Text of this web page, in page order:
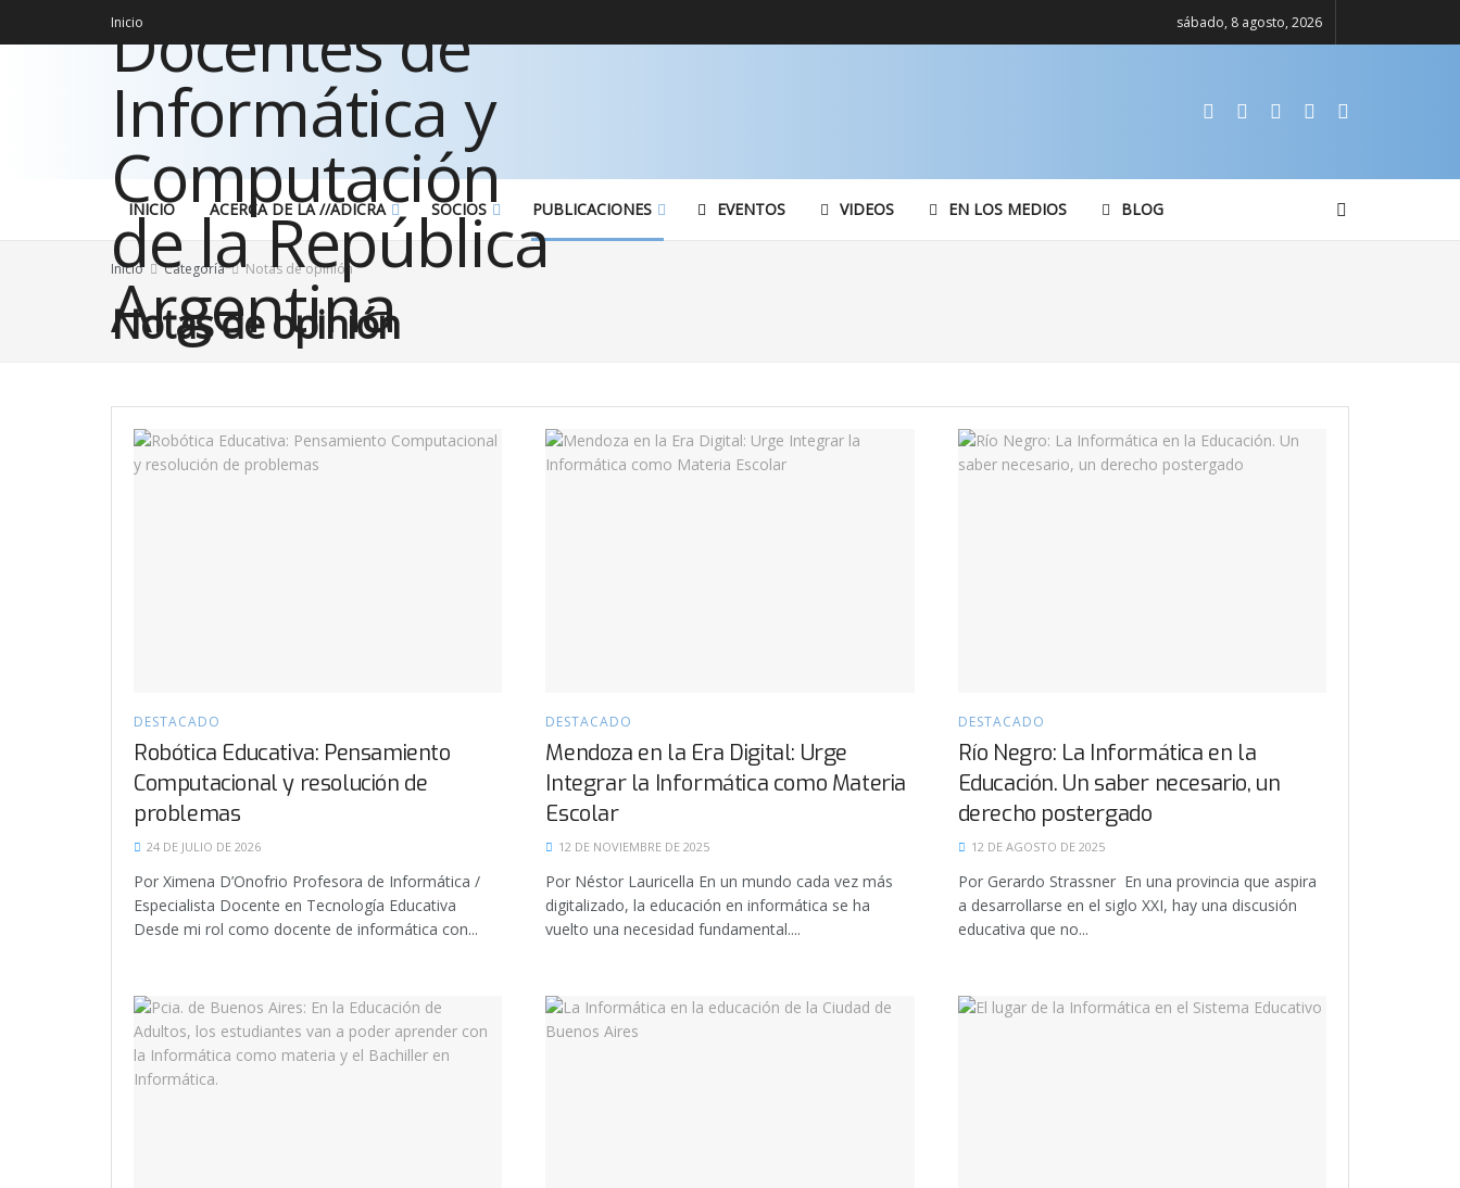
Inicio sábado, 8 agosto, 2026
INICIO ACERCA DE LA //ADICRA SOCIOS PUBLICACIONES EVENTOS VIDEOS EN LOS MEDIOS BLOG
Inicio Categoría Notas de opinión
Notas de opinión
DESTACADO
Robótica Educativa: Pensamiento
Computacional y resolución de
problemas
24 DE JULIO DE 2026
Por Ximena D’Onofrio Profesora de Informática /
Especialista Docente en Tecnología Educativa
Desde mi rol como docente de informática con...
DESTACADO
Mendoza en la Era Digital: Urge
Integrar la Informática como Materia
Escolar
12 DE NOVIEMBRE DE 2025
Por Néstor Lauricella En un mundo cada vez más
digitalizado, la educación en informática se ha
vuelto una necesidad fundamental....
DESTACADO
Río Negro: La Informática en la
Educación. Un saber necesario, un
derecho postergado
12 DE AGOSTO DE 2025
Por Gerardo Strassner En una provincia que aspira
a desarrollarse en el siglo XXI, hay una discusión
educativa que no...